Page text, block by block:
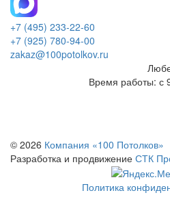
+7 (495) 233-22-60
+7 (925) 780-94-00
zakaz@100potolkov.ru
Время работы: с
© 2026 Компания «100 Потолков»
Разработка и продвижение СТК
Политика